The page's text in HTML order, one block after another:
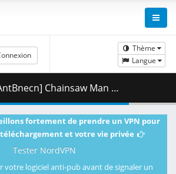
Thème
Langue
- 01 [1080p BD] [B8D641FF].mkv.002 ( 252.49 MB )
fortement de prendre un VPN pour
et votre vie privée
Tester NordVPN
votre logiciel anti-pub avant de signaler un